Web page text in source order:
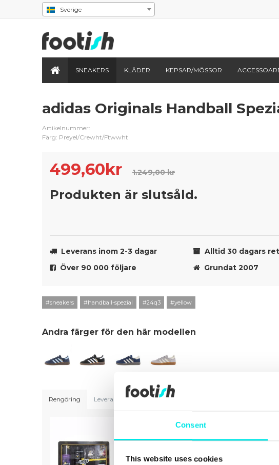
Consent
This website uses cookies
Sverige
SNEAKERS KLÄDER KEPSAR/MÖSSOR
adidas Originals Handball
Artikelnummer:
Färg: Preyel/Crewht/Ftwwht
499,60kr 1.249,00 kr
Produkten är slutsåld.
Leverans inom 2-3 dagar
Alltid 30 dagars
Över 90 000 följare
Grundat 2007
#sneakers #handball-spezial #24q3 #yellow
Andra färger för den här modellen
Rengöring Leveranser Storleksguide